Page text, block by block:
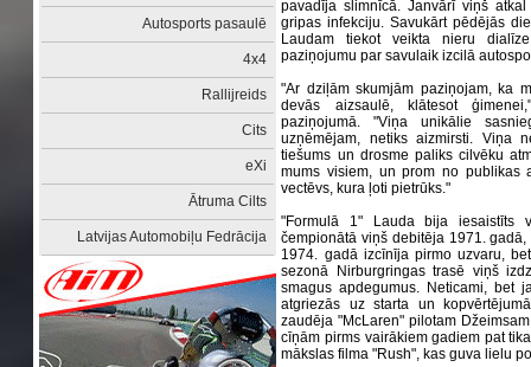
Autosports pasaulē
4x4
Rallijreids
Cits
eXi
Ātruma Cilts
Latvijas Automobiļu Fedrācija
pavadīja slimnīcā. Janvārī viņš
gripas infekciju. Savukārt pēdējās
Laudam tiekot veikta nieru
paziņojumu par savulaik izcilā
"Ar dziļām skumjām paziņojam, ka
devās aizsaulē, klātesot
paziņojumā. "Viņa unikālie
uzņēmējam, netiks aizmirsti. Viņa
tiešums un drosme paliks cilvēku
mums visiem, un prom no
vectēvs, kura ļoti pietrūks."
"Formulā 1" Lauda bija iesaistīts
čempionātā viņš debitēja 1971.
1974. gadā izcīnīja pirmo uzvaru,
sezonā Nirburgringas trasē viņš
smagus apdegumus. Neticami, bet
atgriezās uz starta un
zaudēja "McLaren" pilotam
cīņām pirms vairākiem gadiem pat
mākslas filma "Rush", kas guva lielu